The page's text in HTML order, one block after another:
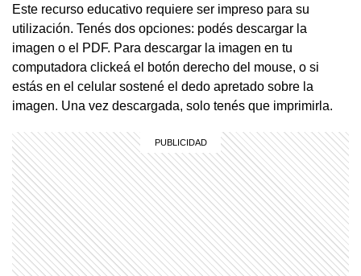
Este recurso educativo requiere ser impreso para su
utilización. Tenés dos opciones: podés descargar la
imagen o el PDF. Para descargar la imagen en tu
computadora clickeá el botón derecho del mouse, o si
estás en el celular sostené el dedo apretado sobre la
imagen. Una vez descargada, solo tenés que imprimirla.